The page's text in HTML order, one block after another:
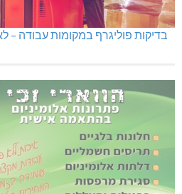
בדיקות פוליגרף במקומות עבודה –